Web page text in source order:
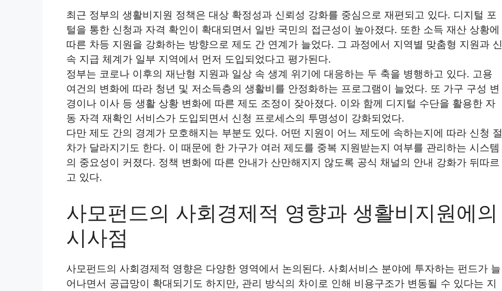
최근 정부의 생활비지원 정책은 대상 확정성과 신뢰성 강화를 중심으로 재편되고 있다. 디지털 포
털을 통한 신청과 자격 확인이 확대되면서 일반 국민의 접근성이 높아졌다. 또한 소득 재산 상황에
따른 차등 지원을 강화하는 방향으로 제도 간 연계가 늘었다. 그 과정에서 지역별 맞춤형 지원과 신
속 지급 체계가 일부 지역에서 먼저 도입되었다고 평가된다.
정부는 코로나 이후의 재난형 지원과 일상 속 생계 위기에 대응하는 두 축을 병행하고 있다. 고용
여건의 변화에 따라 청년 및 저소득층의 생활비를 안정화하는 프로그램이 늘었다. 또 가구 구성 변
경이나 이사 등 생활 상황 변화에 따른 제도 조정이 잦아졌다. 이와 함께 디지털 수단을 활용한 자
동 자격 재확인 서비스가 도입되면서 신청 프로세스의 투명성이 강화되었다.
다만 제도 간의 경계가 모호해지는 부분도 있다. 어떤 지원이 어느 제도에 속하는지에 따라 신청 절
차가 달라지기도 한다. 이 때문에 한 가구가 여러 제도를 중복 지원받는지 여부를 관리하는 시스템
의 중요성이 커졌다. 정책 변화에 따른 안내가 산만해지지 않도록 공식 채널의 안내 강화가 뒤따르
고 있다.
사모펀드의 사회경제적 영향과 생활비지원에의
시사점
사모펀드의 사회경제적 영향은 다양한 영역에서 논의된다. 사회서비스 분야에 투자하는 펀드가 늘
어나면서 공급망이 확대되기도 하지만, 관리 방식의 차이로 인해 비용구조가 변동될 수 있다는 지